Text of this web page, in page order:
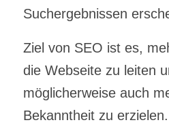
Suchergebnissen
Ziel von SEO ist es,
die Webseite zu leiten
möglicherweise auch
Bekanntheit zu erzielen.